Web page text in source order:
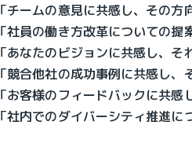
「チームの意見に共感し、その方
「社員の働き方改革についての提
「あなたのビジョンに共感し、そ
「競合他社の成功事例に共感し、
「お客様のフィードバックに共感
「社内でのダイバーシティ推進